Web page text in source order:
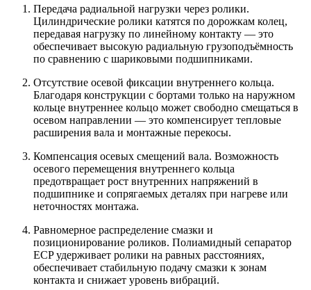
Передача радиальной нагрузки через ролики.
Цилиндрические ролики катятся по дорожкам колец,
передавая нагрузку по линейному контакту — это
обеспечивает высокую радиальную грузоподъёмность
по сравнению с шариковыми подшипниками.
Отсутствие осевой фиксации внутреннего кольца.
Благодаря конструкции с бортами только на наружном
кольце внутреннее кольцо может свободно смещаться в
осевом направлении — это компенсирует тепловые
расширения вала и монтажные перекосы.
Компенсация осевых смещений вала. Возможность
осевого перемещения внутреннего кольца
предотвращает рост внутренних напряжений в
подшипнике и сопрягаемых деталях при нагреве или
неточностях монтажа.
Равномерное распределение смазки и
позиционирование роликов. Полиамидный сепаратор
ECP удерживает ролики на равных расстояниях,
обеспечивает стабильную подачу смазки к зонам
контакта и снижает уровень вибраций.